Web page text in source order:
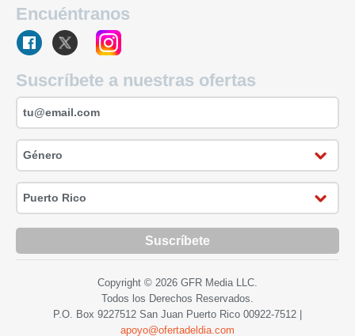
Encuéntranos
Suscríbete a nuestras ofertas
Suscríbete
Copyright © 2026 GFR Media LLC.
Todos los Derechos Reservados.
P.O. Box 9227512 San Juan Puerto Rico 00922-7512 |
apoyo@ofertadeldia.com